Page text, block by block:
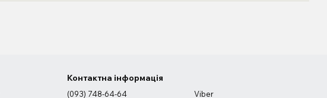
Контактна інформація
(093) 748-64-64 Viber